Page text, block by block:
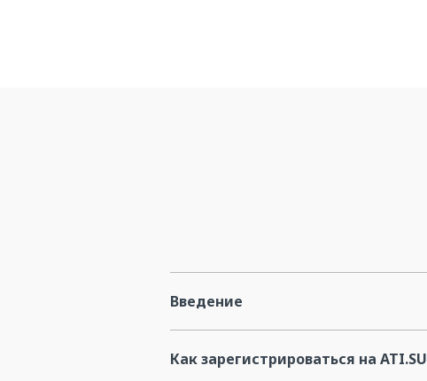
Введение
Как зарегистрироваться на ATI.SU